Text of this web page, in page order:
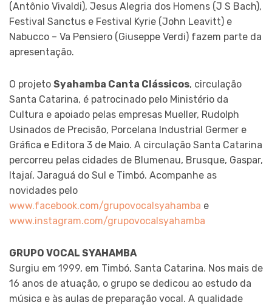
(Antônio Vivaldi), Jesus Alegria dos Homens (J S Bach),
Festival Sanctus e Festival Kyrie (John Leavitt) e
Nabucco – Va Pensiero (Giuseppe Verdi) fazem parte da
apresentação.
O projeto Syahamba Canta Clássicos, circulação
Santa Catarina, é patrocinado pelo Ministério da
Cultura e apoiado pelas empresas Mueller, Rudolph
Usinados de Precisão, Porcelana Industrial Germer e
Gráfica e Editora 3 de Maio. A circulação Santa Catarina
percorreu pelas cidades de Blumenau, Brusque, Gaspar,
Itajaí, Jaraguá do Sul e Timbó. Acompanhe as
novidades pelo
www.facebook.com/grupovocalsyahamba e
www.instagram.com/grupovocalsyahamba
GRUPO VOCAL SYAHAMBA
Surgiu em 1999, em Timbó, Santa Catarina. Nos mais de
16 anos de atuação, o grupo se dedicou ao estudo da
música e às aulas de preparação vocal. A qualidade